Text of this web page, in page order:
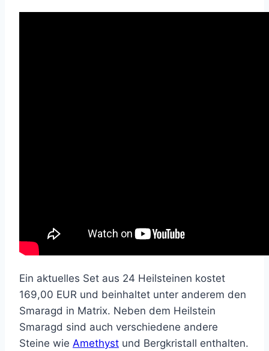
Ein aktuelles Set aus 24 Heilsteinen kostet
169,00 EUR und beinhaltet unter anderem den
Smaragd in Matrix. Neben dem Heilstein
Smaragd sind auch verschiedene andere
Steine wie Amethyst und Bergkristall enthalten.